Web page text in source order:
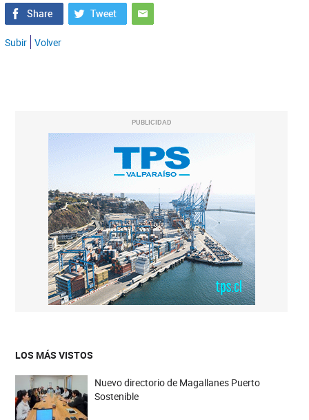
Subir Volver
PUBLICIDAD
LOS MÁS VISTOS
Nuevo directorio de Magallanes Puerto
Sostenible